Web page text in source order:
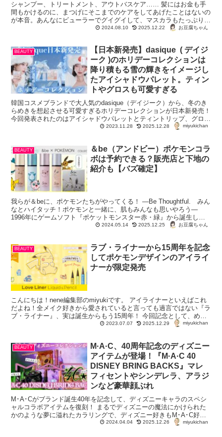
シャンプー、トリートメント、アウトバスケア…… 髪にはお金も手
間もかけるのに、まつげにそこまでのケアをしてあげたことはないの
が本音。あんなにビューラーでグイグイして、マスカラもたっぷり塗
りまくっているというのにね。 そして１...
2024.08.10 2025.12.22 お豆腐ちゃん
BEAUTY
【日本新発売】dasique ( デイジ
ーク )のホリデーコレクションは
降り積もる雪の輝きをイメージし
たアイシャドウパレット。ティン
トやグロスも可愛すぎる
韓国コスメブランドで大人気のdasique（デイジーク）から、冬のき
らめきを想起させる可愛すぎるホリデーコレクションが日本新発売！
今回発表されたのはアイシャドウパレットとティントリップ、グロ
2023.11.28 2025.12.28 miyukichan
BEAUTY
＆be（アンドビー）ポケモンコラ
ボは予約できる？販売店と下地の
紹介も【バズ確定】
我らが＆beに、ポケモンたちがやってくる！ ―Be Thoughtful. みん
なとハイタッチ！ポケモンと一緒に、肌もみんなも思いやろう―
1996年にゲームソフト『ポケットモンスター赤・緑』から誕生した
2024.05.14 2025.12.25 お豆腐ちゃん
BEAUTY
ラブ・ライナーから15周年を記念
してポケモンデザインのアイライ
ナーが限定発売
こんにちは！nene編集部のmiyukiです。 アイライナーといえばこれ
だよね！全メイク好きから愛されていると言っても過言ではない『ラ
ブ・ライナー』、実は誕生からもう15周年！ 今回記念として、めち
ゃくちゃ可愛いポケモンデザイ...2023.07.07 2025.12.29 miyukichan
BEAUTY
M·A·C、40周年記念のディズニー
アイテムが登場！『M·A·C 40
DISNEY BRING BACKS』マレ
フィセントやシンデレラ、アラジ
ンなど豪華顔ぶれ
M･A･Cがブランド誕生40年を記念して、ディズニーキャラのスペシ
ャルコラボアイテムを復刻！ まるでディズニーの魔法にかけられた
かのような夢に溢れたカラリングで、ディズニー好きもM･A･C好き
も見逃せない復刻となっています。 ...
2024.04.04 2025.12.26 miyukichan